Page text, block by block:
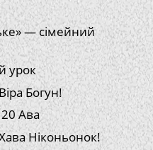
— сімейний
урок
Богун!
Ава
Ніконьонок!